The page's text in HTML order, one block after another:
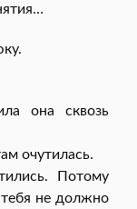
она сквозь
очутилась.
Потому
тебя не должно